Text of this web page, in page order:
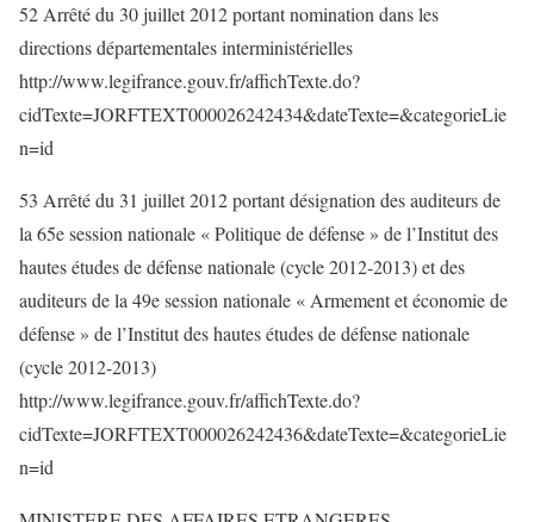
52 Arrêté du 30 juillet 2012 portant nomination dans les
directions départementales interministérielles
http://www.legifrance.gouv.fr/affichTexte.do?
cidTexte=JORFTEXT000026242434&dateTexte=&categorieLie
n=id
53 Arrêté du 31 juillet 2012 portant désignation des auditeurs de
la 65e session nationale « Politique de défense » de l’Institut des
hautes études de défense nationale (cycle 2012-2013) et des
auditeurs de la 49e session nationale « Armement et économie de
défense » de l’Institut des hautes études de défense nationale
(cycle 2012-2013)
http://www.legifrance.gouv.fr/affichTexte.do?
cidTexte=JORFTEXT000026242436&dateTexte=&categorieLie
n=id